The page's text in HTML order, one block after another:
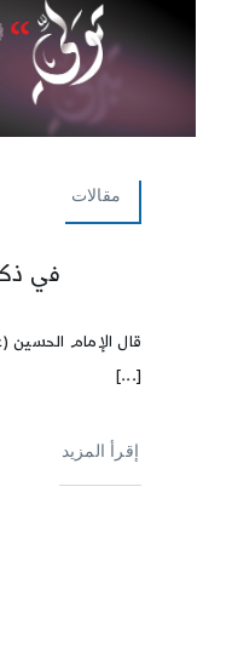
مقالات
في
قال الإمام
[...]
إقرأ المزيد